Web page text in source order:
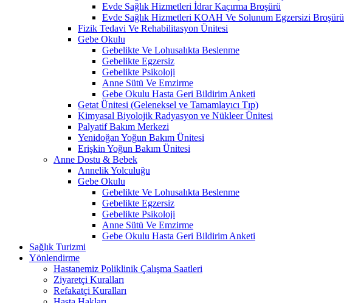
Evde Sağlık Hizmetleri İdrar Kaçırma Broşürü
Evde Sağlık Hizmetleri KOAH Ve Solunum Egzersizi Broşürü
Fizik Tedavi Ve Rehabilitasyon Ünitesi
Gebe Okulu
Gebelikte Ve Lohusalıkta Beslenme
Gebelikte Egzersiz
Gebelikte Psikoloji
Anne Sütü Ve Emzirme
Gebe Okulu Hasta Geri Bildirim Anketi
Getat Ünitesi (Geleneksel ve Tamamlayıcı Tıp)
Kimyasal Biyolojik Radyasyon ve Nükleer Ünitesi
Palyatif Bakım Merkezi
Yenidoğan Yoğun Bakım Ünitesi
Erişkin Yoğun Bakım Ünitesi
Anne Dostu & Bebek
Annelik Yolculuğu
Gebe Okulu
Gebelikte Ve Lohusalıkta Beslenme
Gebelikte Egzersiz
Gebelikte Psikoloji
Anne Sütü Ve Emzirme
Gebe Okulu Hasta Geri Bildirim Anketi
Sağlık Turizmi
Yönlendirme
Hastanemiz Poliklinik Çalışma Saatleri
Ziyaretçi Kuralları
Refakatçi Kuralları